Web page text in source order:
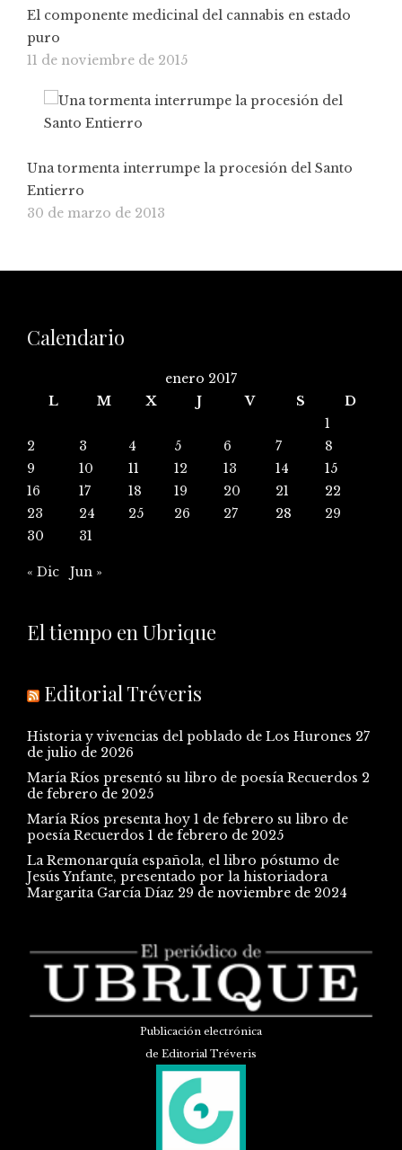
El componente medicinal del cannabis en estado
puro
11 de noviembre de 2015
Una tormenta interrumpe la procesión del Santo
Entierro
30 de marzo de 2013
Calendario
enero 2017
L
M X J V S
D
1
2
3 4 5 6 7
8
9
10 11 12 13 14
15
16
17 18 19 20 21
22
23
24 25 26 27 28
29
30
31
« Dic Jun »
El tiempo en Ubrique
Editorial Tréveris
Historia y vivencias del poblado de Los Hurones 27
de julio de 2026
María Ríos presentó su libro de poesía Recuerdos 2
de febrero de 2025
María Ríos presenta hoy 1 de febrero su libro de
poesía Recuerdos 1 de febrero de 2025
La Remonarquía española, el libro póstumo de
Jesús Ynfante, presentado por la historiadora
Margarita García Díaz 29 de noviembre de 2024
Publicación electrónica
de Editorial Tréveris